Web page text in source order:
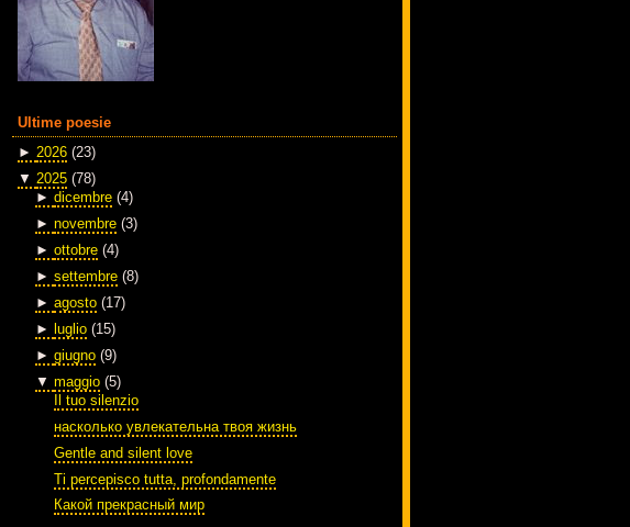
Ultime poesie
► 2026 (23)
▼ 2025 (78)
► dicembre (4)
► novembre (3)
► ottobre (4)
► settembre (8)
► agosto (17)
► luglio (15)
► giugno (9)
▼ maggio (5)
Il tuo silenzio
насколько увлекательна твоя жизнь
Gentle and silent love
Ti percepisco tutta, profondamente
Какой прекрасный мир